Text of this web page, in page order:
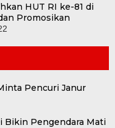
HUT RI ke-81 di
Promosikan
Pencuri Janur
Bikin Pengendara Mati